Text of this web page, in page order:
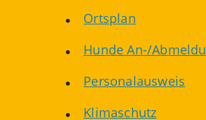
Ortsplan
Hunde An-/
Personalausweis
Klimaschutz